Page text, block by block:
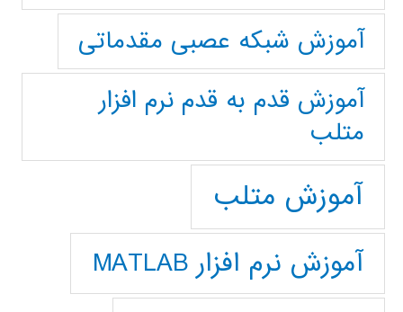
آموزش شبکه عصبی مقدماتی
آموزش قدم به قدم نرم افزار
متلب
آموزش متلب
آموزش نرم افزار MATLAB